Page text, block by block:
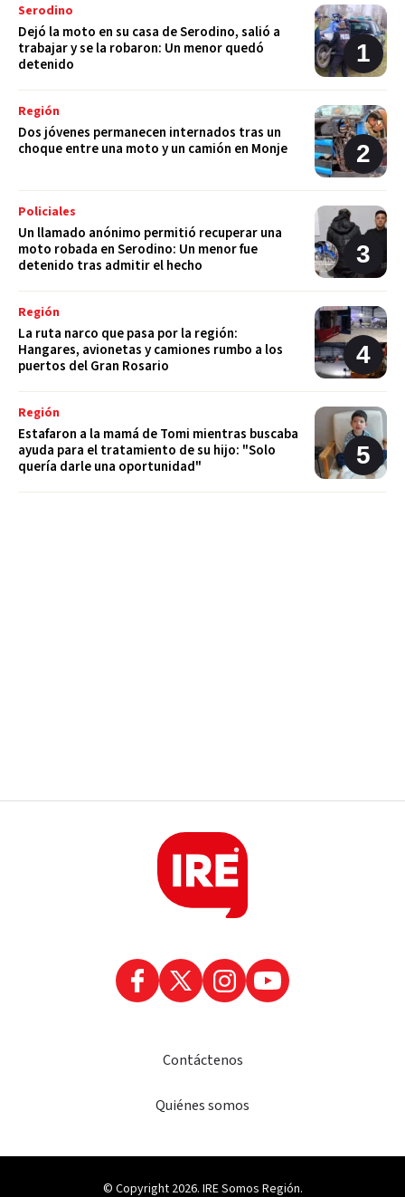
Serodino
Dejó la moto en su casa de Serodino, salió a
trabajar y se la robaron: Un menor quedó
detenido
Región
Dos jóvenes permanecen internados tras un
choque entre una moto y un camión en Monje
Policiales
Un llamado anónimo permitió recuperar una
moto robada en Serodino: Un menor fue
detenido tras admitir el hecho
Región
La ruta narco que pasa por la región:
Hangares, avionetas y camiones rumbo a los
puertos del Gran Rosario
Región
Estafaron a la mamá de Tomi mientras buscaba
ayuda para el tratamiento de su hijo: "Solo
quería darle una oportunidad"
Contáctenos
Quiénes somos
© Copyright 2026. IRE Somos Región.